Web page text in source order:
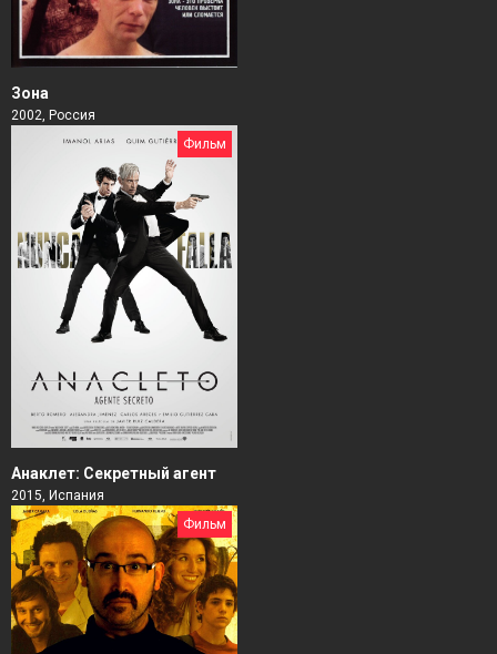
Зона
2002, Россия
Фильм
Анаклет: Секретный агент
2015, Испания
Фильм